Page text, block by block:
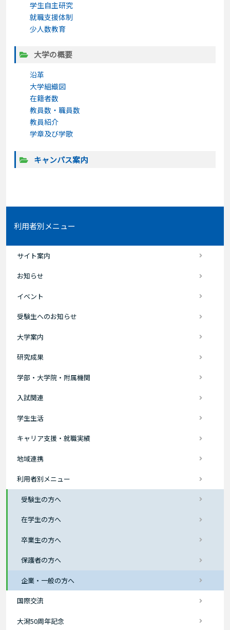
学生自主研究
就職支援体制
少人数教育
大学の概要
沿革
大学組織図
在籍者数
教員数・職員数
教員紹介
学章及び学歌
キャンパス案内
利用者別メニュー
サイト案内
お知らせ
イベント
受験生へのお知らせ
大学案内
研究成果
学部・大学院・附属機関
入試関連
学生生活
キャリア支援・就職実績
地域連携
利用者別メニュー
受験生の方へ
在学生の方へ
卒業生の方へ
保護者の方へ
企業・一般の方へ
国際交流
大潟50周年記念